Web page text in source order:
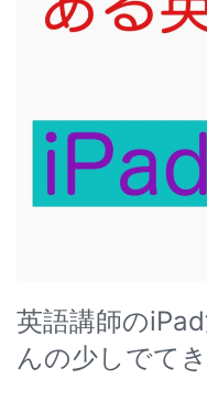
英語講師の
んの少しでてき